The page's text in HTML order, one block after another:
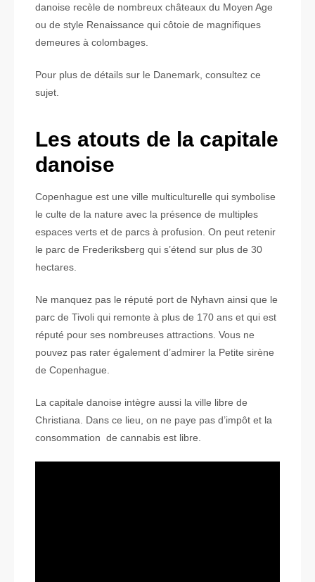
danoise recèle de nombreux châteaux du Moyen Age
ou de style Renaissance qui côtoie de magnifiques
demeures à colombages.
Pour plus de détails sur le Danemark, consultez ce
sujet.
Les atouts de la capitale
danoise
Copenhague est une ville multiculturelle qui symbolise
le culte de la nature avec la présence de multiples
espaces verts et de parcs à profusion. On peut retenir
le parc de Frederiksberg qui s’étend sur plus de 30
hectares.
Ne manquez pas le réputé port de Nyhavn ainsi que le
parc de Tivoli qui remonte à plus de 170 ans et qui est
réputé pour ses nombreuses attractions. Vous ne
pouvez pas rater également d’admirer la Petite sirène
de Copenhague.
La capitale danoise intègre aussi la ville libre de
Christiana. Dans ce lieu, on ne paye pas d’impôt et la
consommation de cannabis est libre.